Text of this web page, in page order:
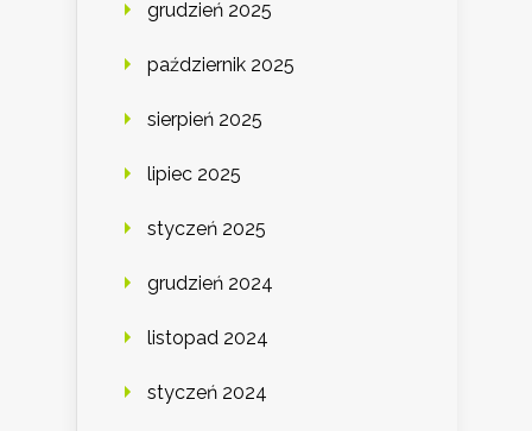
grudzień 2025
październik 2025
sierpień 2025
lipiec 2025
styczeń 2025
grudzień 2024
listopad 2024
styczeń 2024